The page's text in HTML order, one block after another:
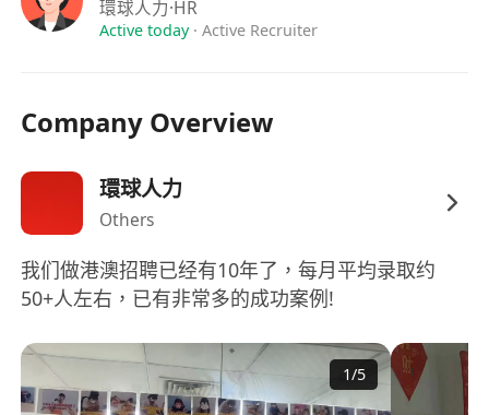
33,000元，視乎經驗及技術能力而定；
每年享14天有薪年假，入職滿一年後即可享用，
按實際加班時數支付加班津貼，符合《僱傭條
例》規定之超時工作補償標準；
診治，員工本人及合資格家屬均可受惠。
工作詳情：
工作時間：每日上午9時至下午6時，每週工作六
天（星期一至星期六），午膳時間1小時；
環球人力·HR
Active today· Active Recruiter
Company Overview
環球人力
Others
我们做港澳招聘已经有10年了，每月平均录取约
50+人左右，已有非常多的成功案例!
1/5